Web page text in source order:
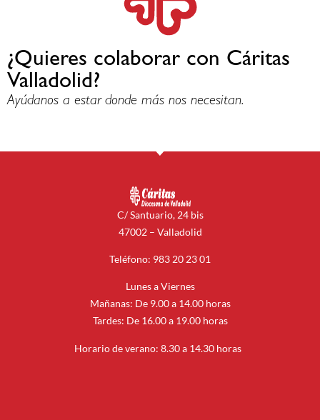
¿Quieres colaborar con Cáritas
Valladolid?
Ayúdanos a estar donde más nos necesitan.
C/ Santuario, 24 bis
47002 – Valladolid
Teléfono: 983 20 23 01
Lunes a Viernes
Mañanas: De 9.00 a 14.00 horas
Tardes: De 16.00 a 19.00 horas
Horario de verano: 8.30 a 14.30 horas